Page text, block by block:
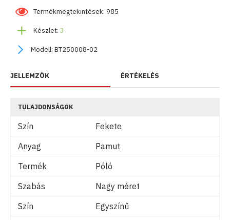
Készlet: 3
Modell: BT250008-02
Termékmegtekintések: 985
JELLEMZŐK ÉRTÉKELÉS
TULAJDONSÁGOK
Szín
Fekete
Anyag
Pamut
Termék
Póló
Szabás
Nagy méret
Szín
Egyszínű